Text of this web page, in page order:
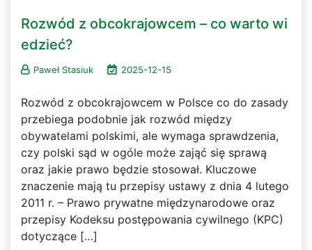
Rozwód z obcokrajowcem – co warto wi
edzieć?
Paweł Stasiuk 2025-12-15
Rozwód z obcokrajowcem w Polsce co do zasady
przebiega podobnie jak rozwód między
obywatelami polskimi, ale wymaga sprawdzenia,
czy polski sąd w ogóle może zająć się sprawą
oraz jakie prawo będzie stosował. Kluczowe
znaczenie mają tu przepisy ustawy z dnia 4 lutego
2011 r. – Prawo prywatne międzynarodowe oraz
przepisy Kodeksu postępowania cywilnego (KPC)
dotyczące […]